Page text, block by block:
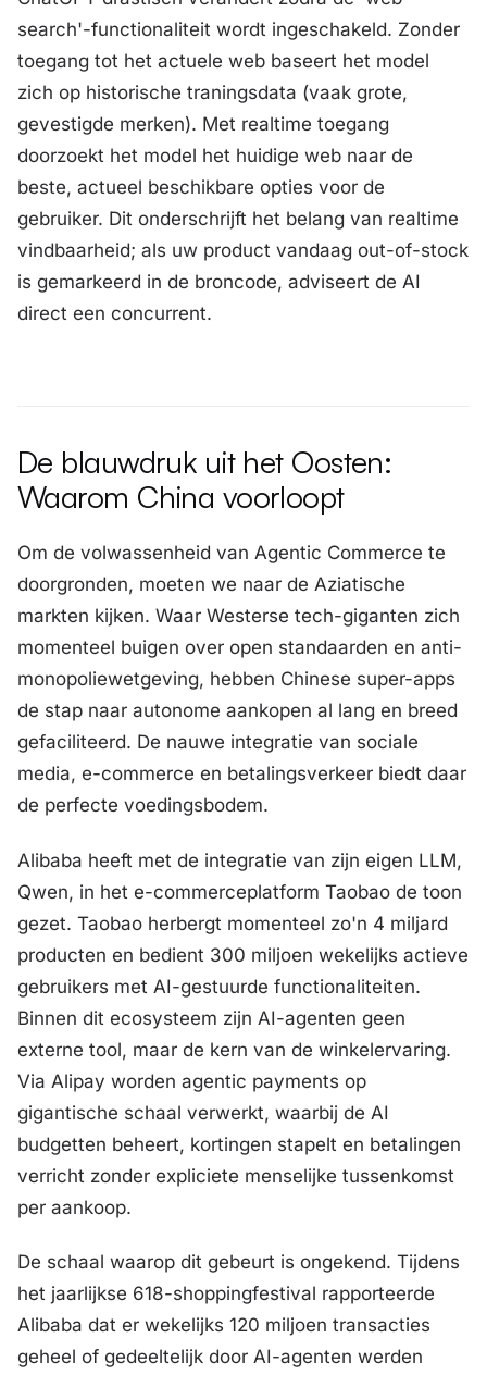
search'-functionaliteit wordt ingeschakeld. Zonder
toegang tot het actuele web baseert het model
zich op historische traningsdata (vaak grote,
gevestigde merken). Met realtime toegang
doorzoekt het model het huidige web naar de
beste, actueel beschikbare opties voor de
gebruiker. Dit onderschrijft het belang van realtime
vindbaarheid; als uw product vandaag out-of-stock
is gemarkeerd in de broncode, adviseert de AI
direct een concurrent.
De blauwdruk uit het Oosten:
Waarom China voorloopt
Om de volwassenheid van Agentic Commerce te
doorgronden, moeten we naar de Aziatische
markten kijken. Waar Westerse tech-giganten zich
momenteel buigen over open standaarden en anti-
monopoliewetgeving, hebben Chinese super-apps
de stap naar autonome aankopen al lang en breed
gefaciliteerd. De nauwe integratie van sociale
media, e-commerce en betalingsverkeer biedt daar
de perfecte voedingsbodem.
Alibaba heeft met de integratie van zijn eigen LLM,
Qwen, in het e-commerceplatform Taobao de toon
gezet. Taobao herbergt momenteel zo'n 4 miljard
producten en bedient 300 miljoen wekelijks actieve
gebruikers met AI-gestuurde functionaliteiten.
Binnen dit ecosysteem zijn AI-agenten geen
externe tool, maar de kern van de winkelervaring.
Via Alipay worden agentic payments op
gigantische schaal verwerkt, waarbij de AI
budgetten beheert, kortingen stapelt en betalingen
verricht zonder expliciete menselijke tussenkomst
per aankoop.
De schaal waarop dit gebeurt is ongekend. Tijdens
het jaarlijkse 618-shoppingfestival rapporteerde
Alibaba dat er wekelijks 120 miljoen transacties
geheel of gedeeltelijk door AI-agenten werden